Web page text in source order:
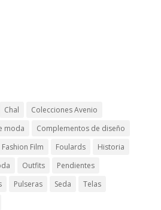
Chal
Colecciones Avenio
moda
Complementos de diseño
Fashion Film Foulards
Historia
Outfits
Pendientes
Pulseras Seda
Telas